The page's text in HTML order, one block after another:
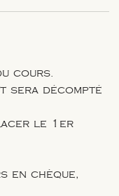
cours.
sera décompté
le 1er
en chèque,